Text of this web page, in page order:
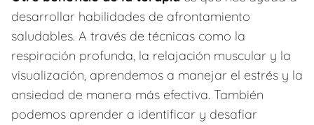
desarrollar habilidades de afrontamiento
saludables. A través de técnicas como la
respiración profunda, la relajación muscular y la
visualización, aprendemos a manejar el estrés y la
ansiedad de manera más efectiva. También
podemos aprender a identificar y desafiar